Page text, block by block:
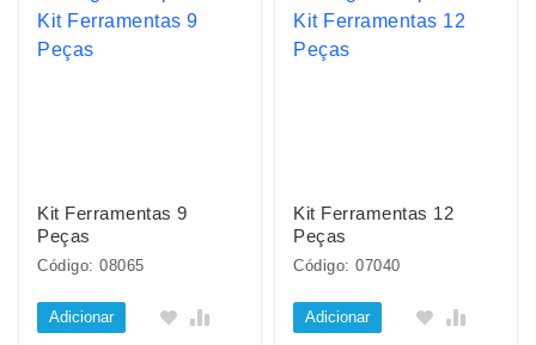
Kit Ferramentas 9
Peças
Código: 08065
Adicionar
Kit Ferramentas 12
Peças
Código: 07040
Adicionar